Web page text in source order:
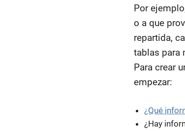
Por
o a que
repartida,
tablas para
Para crear
empezar:
¿Qué
¿Hay